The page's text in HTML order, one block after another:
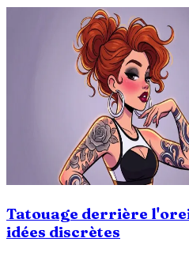
Tatouage derrière
idées discrètes